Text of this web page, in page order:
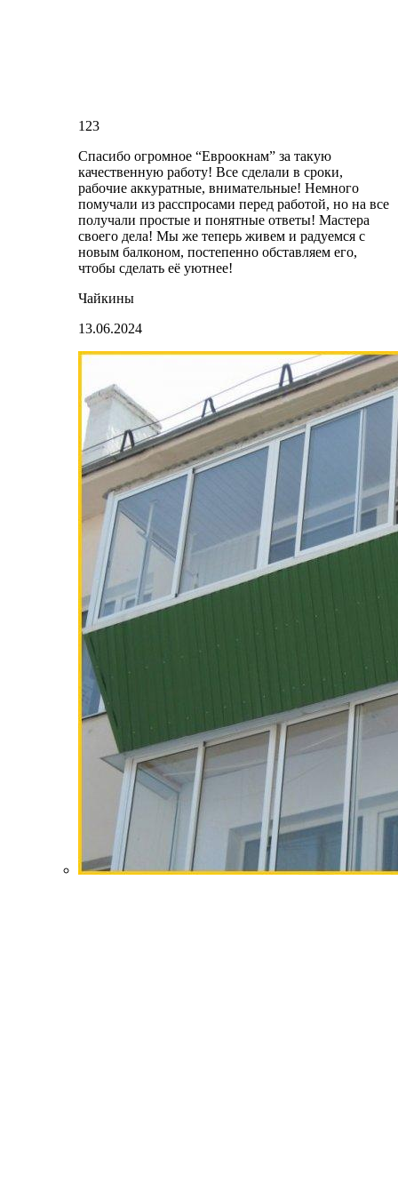
123
Спасибо огромное “Евроокнам” за такую
качественную работу! Все сделали в сроки,
рабочие аккуратные, внимательные! Немного
помучали из расспросами перед работой, но на все
получали простые и понятные ответы! Мастера
своего дела! Мы же теперь живем и радуемся с
новым балконом, постепенно обставляем его,
чтобы сделать её уютнее!
Чайкины
13.06.2024